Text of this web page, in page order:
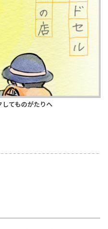
てものがたりへ